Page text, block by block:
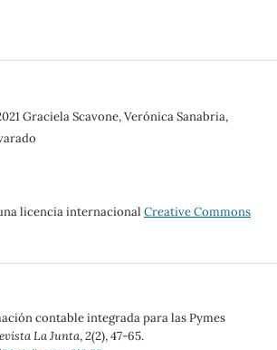
Graciela Scavone, Verónica Sanabria,
licencia internacional Creative Commons
contable integrada para las Pymes
La Junta,2(2), 47-65.